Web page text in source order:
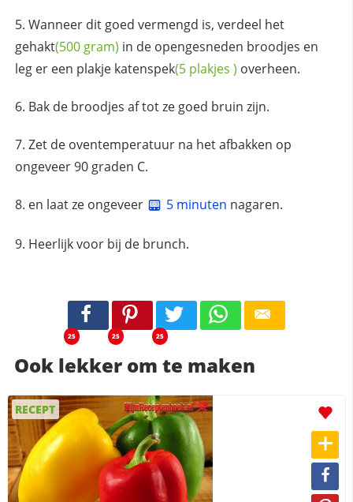
Wanneer dit goed vermengd is, verdeel het
gehakt(500 gram) in de opengesneden broodjes en
leg er een plakje katenspek(5 plakjes ) overheen.
Bak de broodjes af tot ze goed bruin zijn.
Zet de oventemperatuur na het afbakken op
ongeveer 90 graden C.
en laat ze ongeveer 5 minuten nagaren.
Heerlijk voor bij de brunch.
25 25 25
Ook lekker om te maken
RECEPT